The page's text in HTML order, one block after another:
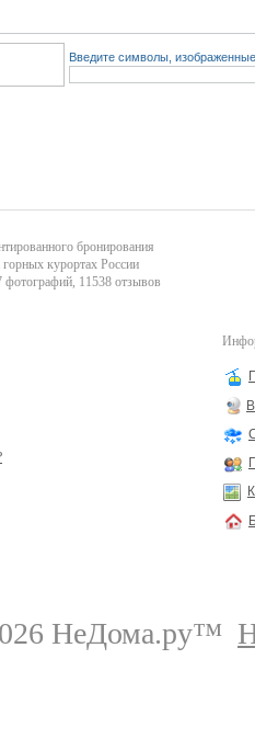
Введите символы,
бронирования
горных курортах России
11538 отзывов
НеДома.ру™